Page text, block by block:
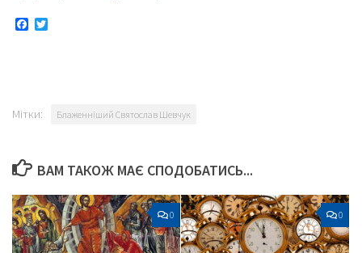
Facebook
Мітки: Блаженніший Святослав Шевчук
ВАМ ТАКОЖ МАЄ СПОДОБАТИСЬ...
0 0